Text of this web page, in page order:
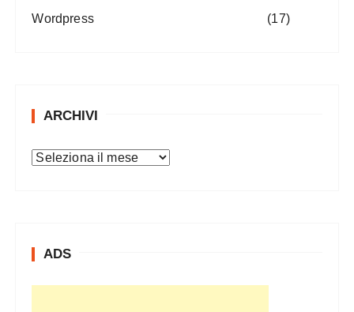
Wordpress (17)
ARCHIVI
A
ADS